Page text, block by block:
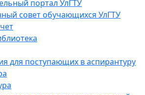
портал УлГТУ
совет обучающихся УлГТУ
для поступающих в аспирантуру